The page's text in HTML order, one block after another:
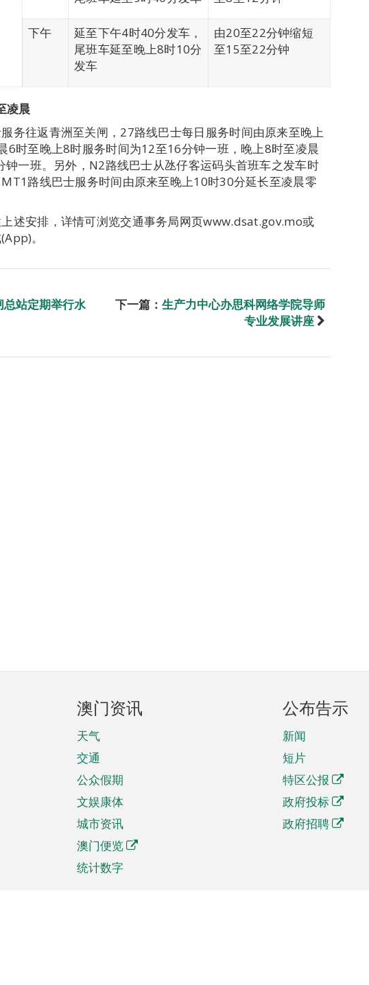
下午
延至下午4时40分发车，
尾班车延至晚上8时10分
发车
由20至22分钟缩短
至15至22分钟
凌晨
务往返青洲至关闸，27路线巴士每日服务时间由原来至晚上
6时至晚上8时服务时间为12至16分钟一班，晚上8时至凌晨
一班。另外，N2路线巴士从氹仔客运码头首班车之发车时
路线巴士服务时间由原来至晚上10时30分延长至凌晨零
述安排，详情可浏览交通事务局网页www.dsat.gov.mo或
。
总站定期举行水
下一篇： 生产力中心办思科网络学院导师
专业发展讲座
澳门资讯
天气
交通
公众假期
文娱康体
城市资讯
澳门便览
统计数字
公布告示
新闻
短片
特区公报
政府投标
政府招聘